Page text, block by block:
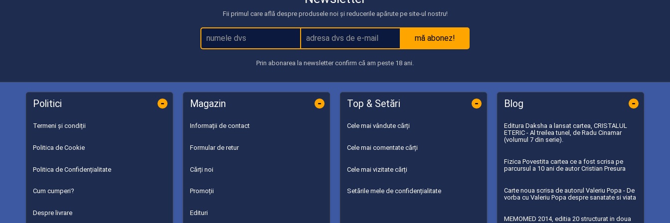
Fii primul care află despre produsele noi și reducerile apărute pe site-ul nostru!
mă abonez!
Prin abonarea la newsletter confirm că am peste 18 ani.
Politici -
Termeni și condiții
Politica de Cookie
Politica de Confidențialitate
Cum cumperi?
Despre livrare
Magazin -
Informații de contact
Formular de retur
Cărți noi
Promoții
Edituri
Top & Setări -
Cele mai vândute cărți
Cele mai comentate cărți
Cele mai vizitate cărți
Setările mele de confidențialitate
Blog -
Editura Daksha a lansat cartea, CRISTALUL
ETERIC - Al treilea tunel, de Radu Cinamar
(volumul 7 din serie).
Fizica Povestita cartea ce a fost scrisa pe
parcursul a 10 ani de autor Cristian Presura
Carte noua scrisa de autorul Valeriu Popa - De
vorba cu Valeriu Popa despre sanatate si viata
MEMOMED 2014, editia 20 structurat in doua